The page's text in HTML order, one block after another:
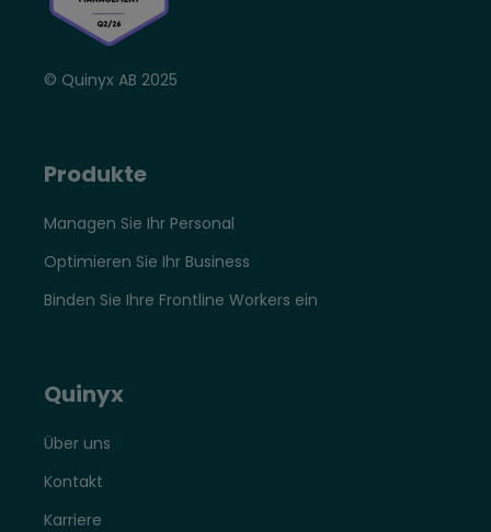
© Quinyx AB 2025
Produkte
Managen Sie Ihr Personal
Optimieren Sie Ihr Business
Binden Sie Ihre Frontline Workers ein
Quinyx
Über uns
Kontakt
Karriere